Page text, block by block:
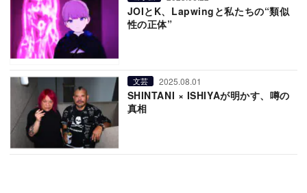
JOIとK、Lapwingと私たちの“類似
性の正体”
文芸 2025.08.01
SHINTANI × ISHIYAが明かす、噂の
真相